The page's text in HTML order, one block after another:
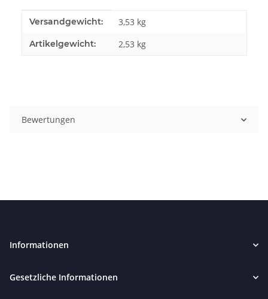
Produkteigenschaft
Wert
Versandgewicht: 3,53 kg
Artikelgewicht: 2,53 kg
Bewertungen
Informationen
Gesetzliche Informationen